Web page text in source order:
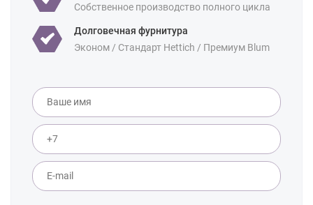
Собственное производство полного цикла
Долговечная фурнитура
Эконом / Стандарт Hettich / Премиум Blum